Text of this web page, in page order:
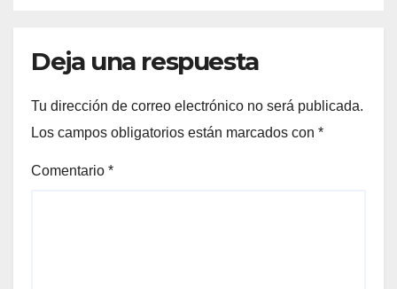
Deja una respuesta
Tu dirección de correo electrónico no será publicada.
Los campos obligatorios están marcados con *
Comentario *